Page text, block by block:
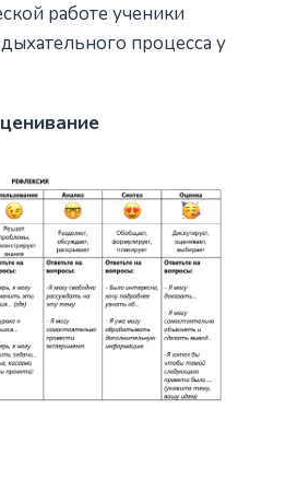
работе ученики
процесса у